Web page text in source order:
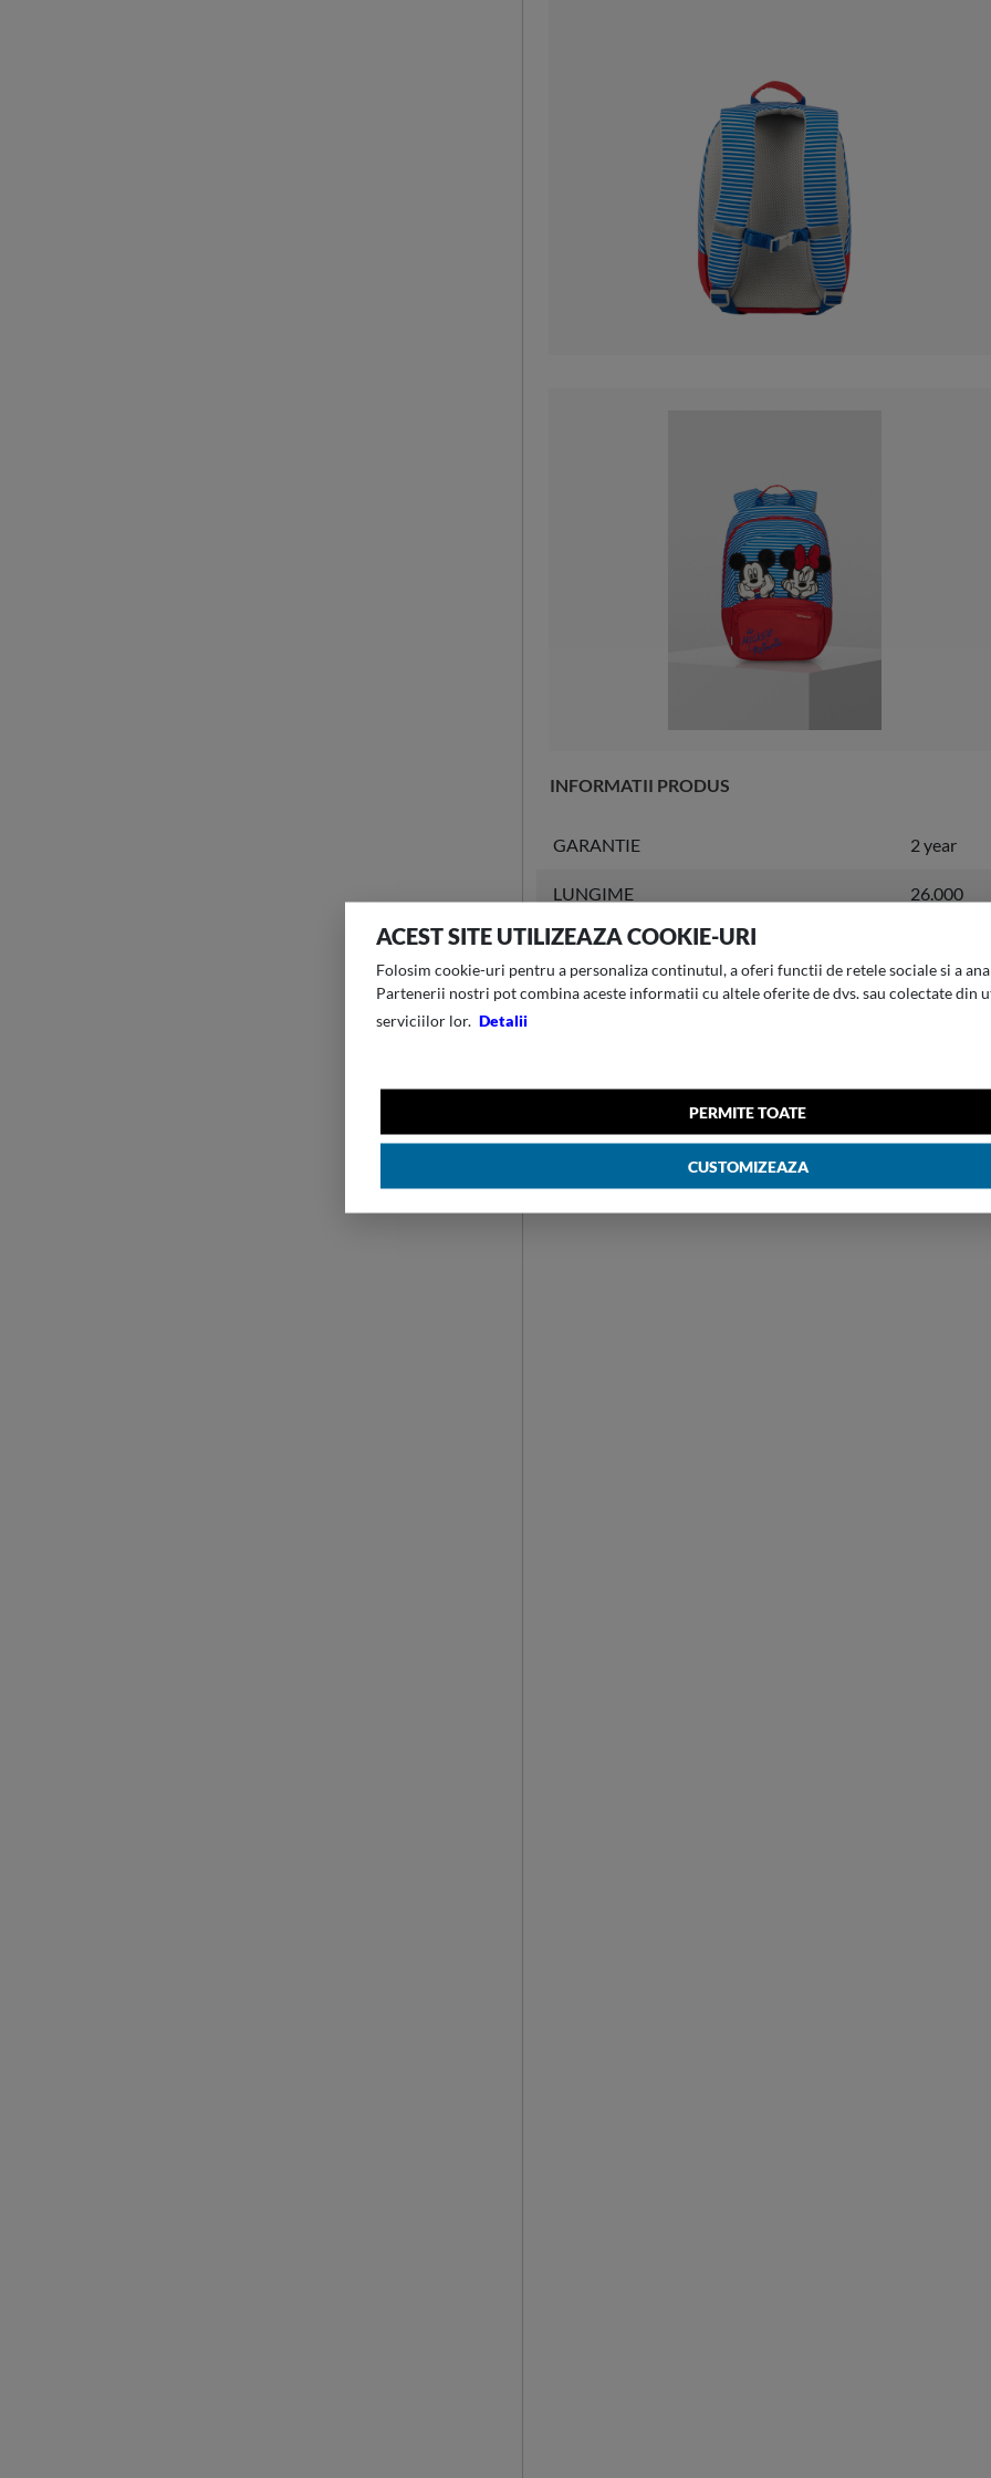
ACEST SITE UTILIZEAZA COOKIE-URI
Folosim cookie-uri pentru a personaliza continutul, a oferi functii de retele sociale si a
Partenerii nostri pot combina aceste informatii cu altele oferite de dvs. sau colectate din
serviciilor lor. Detalii
PERMITE TOATE
CUSTOMIZEAZA
INFORMATII PRODUS
GARANTIE 2 year
LUNGIME 26.000
LATIME
INALTIME 35.000
VOLUM 11.000
MATERIAL 100%